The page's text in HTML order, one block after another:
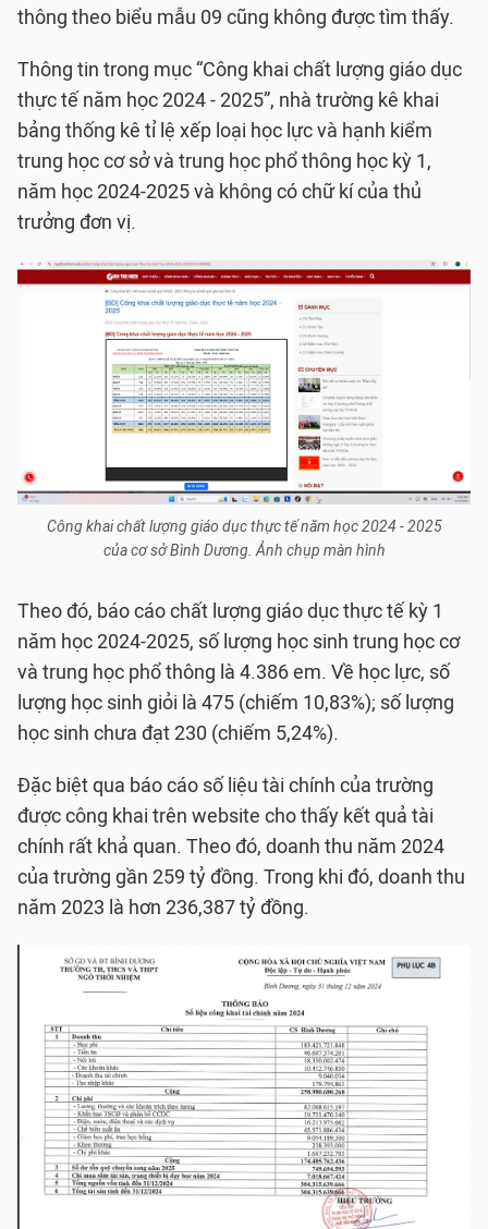
thông theo biểu mẫu 09 cũng không được tìm thấy.
Thông tin trong mục “Công khai chất lượng giáo dục
thực tế năm học 2024 - 2025”, nhà trường kê khai
bảng thống kê tỉ lệ xếp loại học lực và hạnh kiểm
trung học cơ sở và trung học phổ thông học kỳ 1,
năm học 2024-2025 và không có chữ kí của thủ
trưởng đơn vị.
Công khai chất lượng giáo dục thực tế năm học 2024 - 2025
của cơ sở Bình Dương. Ảnh chụp màn hình
Theo đó, báo cáo chất lượng giáo dục thực tế kỳ 1
năm học 2024-2025, số lượng học sinh trung học cơ
và trung học phổ thông là 4.386 em. Về học lực, số
lượng học sinh giỏi là 475 (chiếm 10,83%); số lượng
học sinh chưa đạt 230 (chiếm 5,24%).
Đặc biệt qua báo cáo số liệu tài chính của trường
được công khai trên website cho thấy kết quả tài
chính rất khả quan. Theo đó, doanh thu năm 2024
của trường gần 259 tỷ đồng. Trong khi đó, doanh thu
năm 2023 là hơn 236,387 tỷ đồng.